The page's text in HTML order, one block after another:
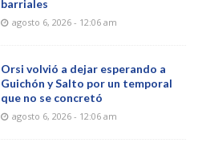
barriales
agosto 6, 2026 - 12:06 am
Orsi volvió a dejar esperando a
Guichón y Salto por un temporal
que no se concretó
agosto 6, 2026 - 12:06 am